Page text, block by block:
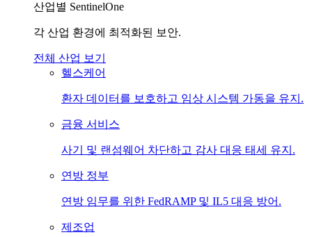
산업별 SentinelOne
각 산업 환경에 최적화된 보안.
전체 산업 보기
헬스케어
환자 데이터를 보호하고 임상 시스템 가동을 유지.
금융 서비스
사기 및 랜섬웨어 차단하고 감사 대응 태세 유지.
연방 정부
연방 임무를 위한 FedRAMP 및 IL5 대응 방어.
제조업